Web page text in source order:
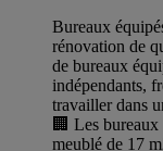
Bureaux
rénovation de
de bureaux
indépendants,
travailler dans
🏢 Les
meublé de 17